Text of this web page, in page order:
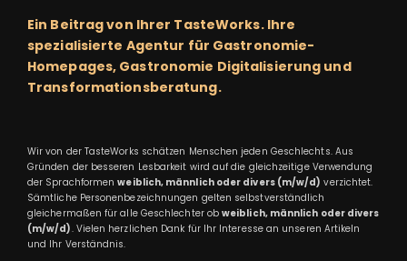
Ein Beitrag von Ihrer TasteWorks. Ihre
spezialisierte Agentur für Gastronomie-
Homepages, Gastronomie Digitalisierung und
Transformationsberatung.
Wir von der TasteWorks schätzen Menschen jeden Geschlechts. Aus
Gründen der besseren Lesbarkeit wird auf die gleichzeitige Verwendung
der Sprachformenweiblich, männlich oder divers (m/w/d) verzichtet.
Sämtliche Personenbezeichnungen gelten selbstverständlich
gleichermaßen für alle Geschlechter obweiblich, männlich oder divers
(m/w/d). Vielen herzlichen Dank für Ihr Interesse an unseren Artikeln
und Ihr Verständnis.